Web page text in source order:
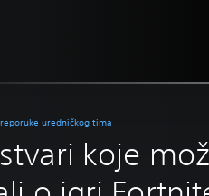
uredničkog tima
koje